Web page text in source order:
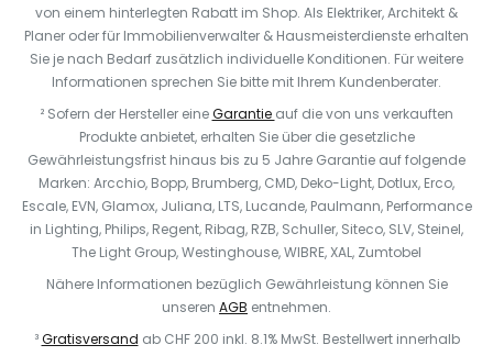
von einem hinterlegten Rabatt im Shop. Als Elektriker, Architekt &
Planer oder für Immobilienverwalter & Hausmeisterdienste erhalten
Sie je nach Bedarf zusätzlich individuelle Konditionen. Für weitere
Informationen sprechen Sie bitte mit Ihrem Kundenberater.
² Sofern der Hersteller eineGarantie auf die von uns verkauften
Produkte anbietet, erhalten Sie über die gesetzliche
Gewährleistungsfrist hinaus bis zu 5 Jahre Garantie auf folgende
Marken: Arcchio, Bopp, Brumberg, CMD, Deko-Light, Dotlux, Erco,
Escale, EVN, Glamox, Juliana, LTS, Lucande, Paulmann, Performance
in Lighting, Philips, Regent, Ribag, RZB, Schuller, Siteco, SLV, Steinel,
The Light Group, Westinghouse, WIBRE, XAL, Zumtobel
Nähere Informationen bezüglich Gewährleistung können Sie
unseren AGB entnehmen.
³Gratisversand ab CHF 200 inkl. 8.1% MwSt. Bestellwert innerhalb